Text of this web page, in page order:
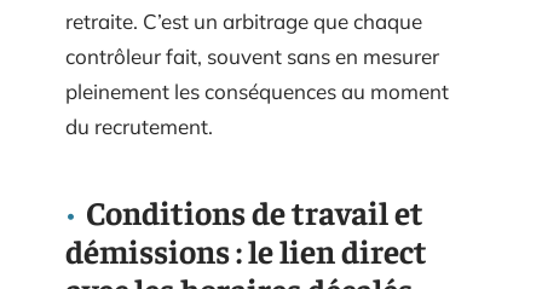
retraite. C’est un arbitrage que chaque
contrôleur fait, souvent sans en mesurer
pleinement les conséquences au moment
du recrutement.
Conditions de travail et
démissions : le lien direct